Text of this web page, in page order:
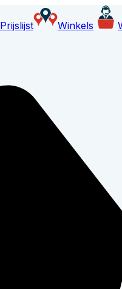
Prijslijst Winkels